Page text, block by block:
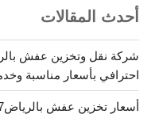
أحدث المقالات
احترافي بأسعار مناسبة